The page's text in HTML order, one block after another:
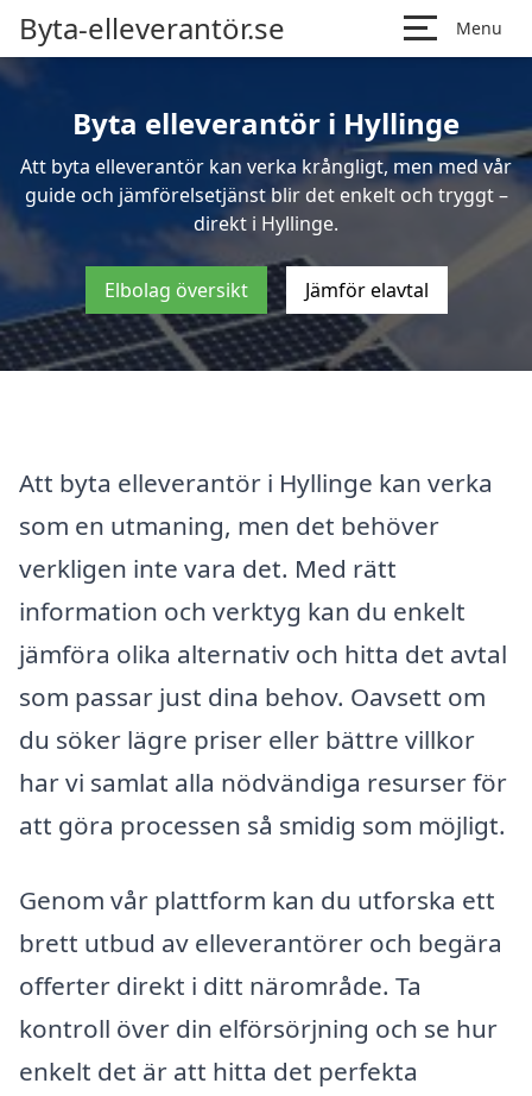
Byta-elleverantör.se Menu
Byta elleverantör i Hyllinge
Att byta elleverantör kan verka krångligt, men med vår
guide och jämförelsetjänst blir det enkelt och tryggt –
direkt i Hyllinge.
Elbolag översikt Jämför elavtal
Att byta elleverantör i Hyllinge kan verka
som en utmaning, men det behöver
verkligen inte vara det. Med rätt
information och verktyg kan du enkelt
jämföra olika alternativ och hitta det avtal
som passar just dina behov. Oavsett om
du söker lägre priser eller bättre villkor
har vi samlat alla nödvändiga resurser för
att göra processen så smidig som möjligt.
Genom vår plattform kan du utforska ett
brett utbud av elleverantörer och begära
offerter direkt i ditt närområde. Ta
kontroll över din elförsörjning och se hur
enkelt det är att hitta det perfekta